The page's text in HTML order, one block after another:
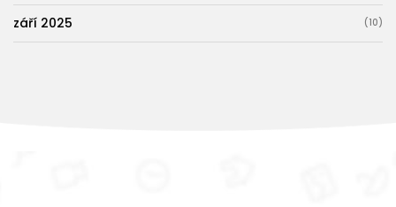
září 2025 (10)